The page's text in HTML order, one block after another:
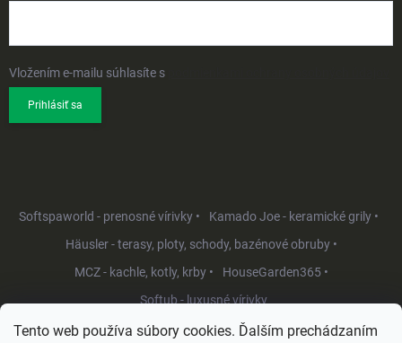
Tento web používa súbory cookies. Ďalším prechádzaním
Vložením e-mailu súhlasíte s
Prihlásiť sa
Softspaworld - prenosné vírivky •
Kamado Joe - keramické grily •
Häusler - terasy, ploty, schody, bazénové obruby •
MCZ - kachle, kotly, krby •
HouseGarden365 •
Softub - luxusné vírivky